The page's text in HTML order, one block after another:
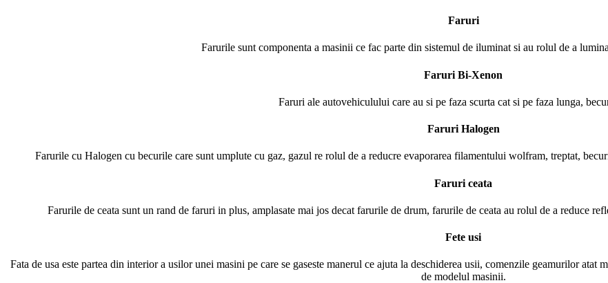
Faruri
Farurile sunt componenta a masinii ce fac parte din sistemul de iluminat si au rolul de a
Faruri Bi-Xenon
Faruri ale autovehiculului care au si pe faza scurta cat si pe faza lunga,
Faruri Halogen
Farurile cu Halogen cu becurile care sunt umplute cu gaz, gazul re rolul de a reducre evaporarea filamentului wolfram, treptat,
Faruri ceata
Farurile de ceata sunt un rand de faruri in plus, amplasate mai jos decat farurile de drum, farurile de ceata au rolul de a reduce
Fete usi
Fata de usa este partea din interior a usilor unei masini pe care se gaseste manerul ce ajuta la deschiderea usii, comenzile geamurilor
de modelul masinii.